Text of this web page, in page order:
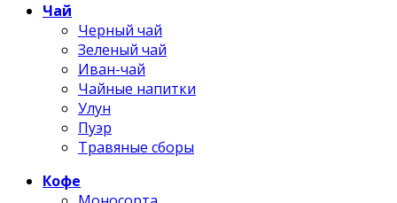
Чай
Черный чай
Зеленый чай
Иван-чай
Чайные напитки
Улун
Пуэр
Травяные сборы
Кофе